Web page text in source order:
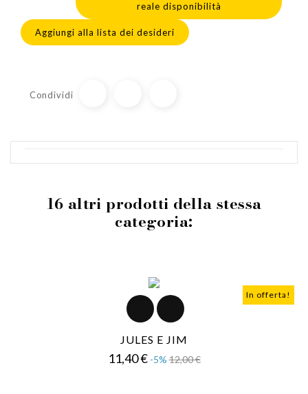
reale disponibilità
Aggiungi alla lista dei desideri
Condividi
16 altri prodotti della stessa
categoria:
In offerta!
JULES E JIM
11,40 € Prezzo
-5% 12,00 €Prezzo